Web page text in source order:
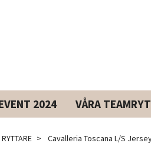
2024 VÅRA
RYTTARE Cavalleria Toscana L/S